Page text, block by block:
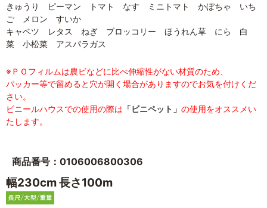
きゅうり ピーマン トマト なす ミニトマト かぼちゃ いち
ご メロン すいか
キャベツ レタス ねぎ ブロッコリー ほうれん草 にら 白
菜 小松菜 アスパラガス
※ＰＯフィルムは農ビなどに比べ伸縮性がない材質のため、
パッカー等で留めると穴が開く場合がありますのでお気を付けくだ
さい。
ビニールハウスでの使用の際は 「ビニペット」 の使用をオススメい
たします。
商品番号：0106006800306
幅230cm 長さ100m